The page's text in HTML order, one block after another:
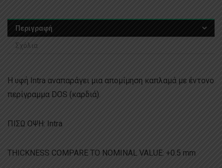
Περιγραφή
Σχόλια
Η υφή Intra αναπαράγει μια απομίμηση καπλαμά με έντονο
περίγραμμα DOS (καρδιά).
ΠΙΣΩ ΟΨΗ: Intra
THICKNESS COMPARE TO NOMINAL VALUE: +0.5 mm